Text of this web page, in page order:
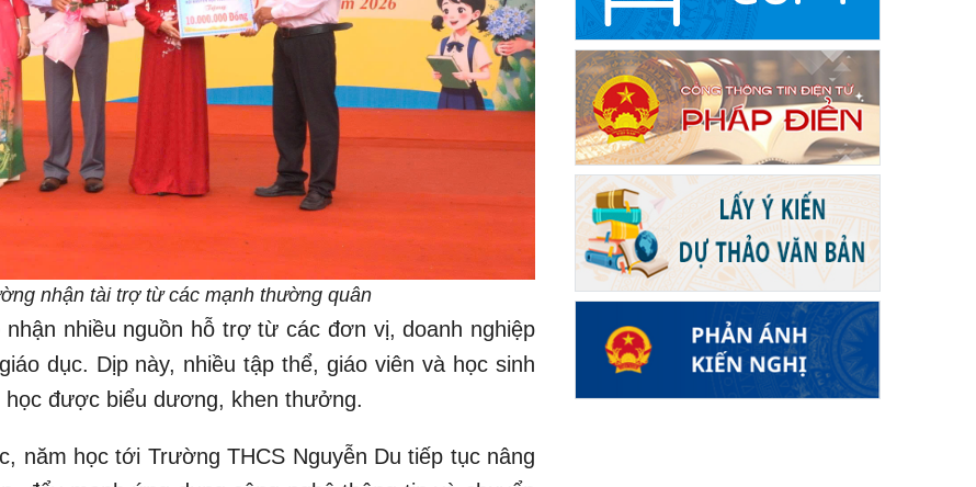
nhận tài trợ từ các mạnh thường quân
nhiều nguồn hỗ trợ từ các đơn vị, doanh nghiệp
dục. Dịp này, nhiều tập thể, giáo viên và học sinh
được biểu dương, khen thưởng.
năm học tới Trường THCS Nguyễn Du tiếp tục nâng